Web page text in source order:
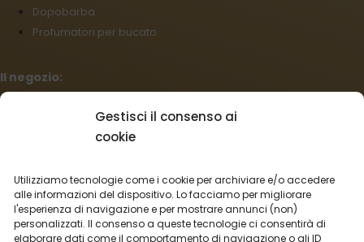
Gestisci il consenso ai
cookie
Utilizziamo tecnologie come i cookie per archiviare e/o accedere
alle informazioni del dispositivo. Lo facciamo per migliorare
l'esperienza di navigazione e per mostrare annunci (non)
personalizzati. Il consenso a queste tecnologie ci consentirà di
elaborare dati come il comportamento di navigazione o gli ID
Dopobarba
Profumatori per bucato
Il negozio:
Condizioni commerciali
Regolamento per I reclami
Vendita all’ingrosso
Recesso dal contratto